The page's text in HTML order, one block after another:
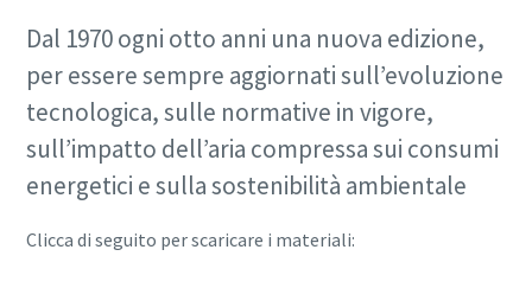
Dal 1970 ogni otto anni una nuova edizione,
per essere sempre aggiornati sull’evoluzione
tecnologica, sulle normative in vigore,
sull’impatto dell’aria compressa sui consumi
energetici e sulla sostenibilità ambientale
Clicca di seguito per scaricare i materiali: